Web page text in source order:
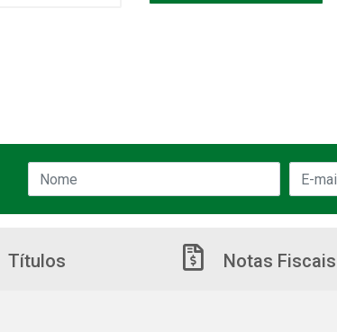
Títulos Notas Fiscais